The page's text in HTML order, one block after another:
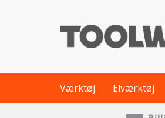
Værktøj Elværktøj